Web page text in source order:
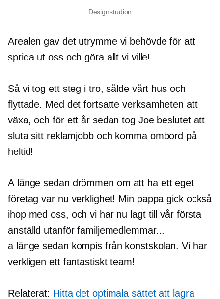
Designstudion
Arealen gav det utrymme vi behövde för att
sprida ut oss och göra allt vi ville!
Så vi tog ett steg i tro, sålde vårt hus och
flyttade. Med det fortsatte verksamheten att
växa, och för ett år sedan tog Joe beslutet att
sluta sitt reklamjobb och komma ombord på
heltid!
A länge sedan drömmen om att ha ett eget
företag var nu verklighet! Min pappa gick också
ihop med oss, och vi har nu lagt till vår första
anställd utanför familjemedlemmar...
a länge sedan kompis från konstskolan. Vi har
verkligen ett fantastiskt team!
Relaterat: Hitta det optimala sättet att lagra